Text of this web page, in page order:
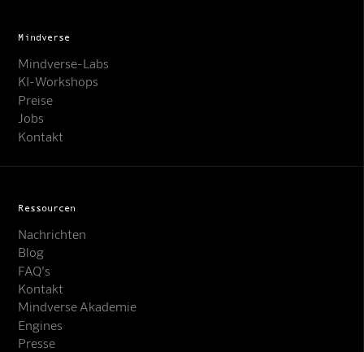
Mindverse
Mindverse-Labs
KI-Workshops
Preise
Jobs
Kontakt
Ressourcen
Nachrichten
Blog
FAQ's
Kontakt
Mindverse Akademie
Engines
Presse